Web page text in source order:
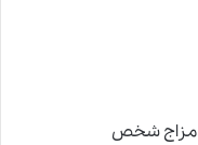
،مزاج شخص